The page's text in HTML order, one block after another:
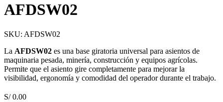
AFDSW02
SKU: AFDSW02
La AFDSW02 es una base giratoria universal para asientos de
maquinaria pesada, minería, construcción y equipos agrícolas.
Permite que el asiento gire completamente para mejorar la
visibilidad, ergonomía y comodidad del operador durante el trabajo.
S/0.00